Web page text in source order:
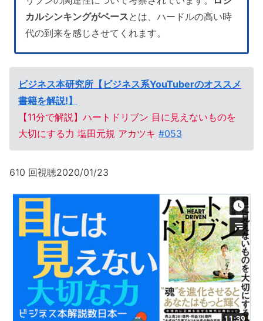
カルシンキングがベースとは、ハードルの高い時
代の到来を感じさせてくれます。
ビジネス本研究所【ビジネス系YouTuberのオススメ
書籍を解説!】
【11分で解説】ハートドリブン 目に見えないものを
大切にする力 塩田元規 アカツキ #053
610 回視聴2020/01/23